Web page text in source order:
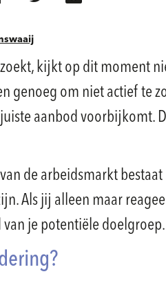
kijkt op dit moment
genoeg om niet actief te
aanbod voorbijkomt.
de arbeidsmarkt
Als jij alleen maar
je potentiële doelgroep.